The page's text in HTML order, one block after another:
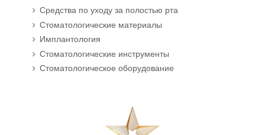
Средства по уходу за полостью рта
Стоматологические материалы
Имплантология
Стоматологические инструменты
Стоматологическое оборудование